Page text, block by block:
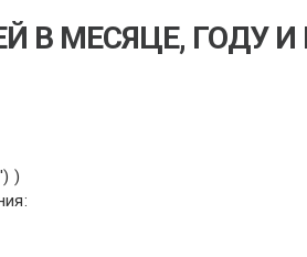
В МЕСЯЦЕ, ГОДУ
)